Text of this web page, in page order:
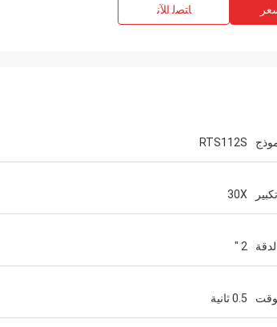
ﺎﺘﺼﻟ ﺍﻶﻧ
RTS112S
تكبير 30X
2 "
0.5 ثانية